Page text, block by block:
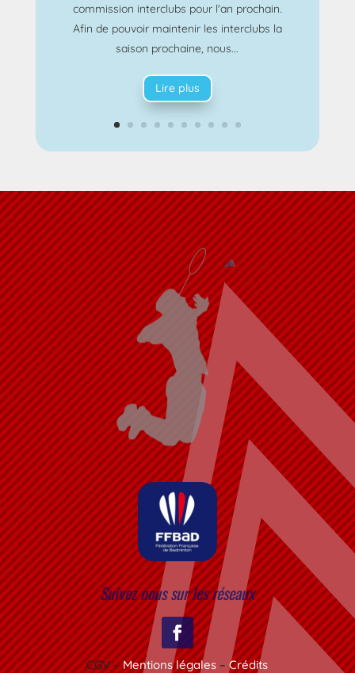
commission interclubs pour l'an prochain.
Afin de pouvoir maintenir les interclubs la
saison prochaine, nous...
Lire plus
Suivez nous sur les réseaux
CGV –Mentions légales –Crédits